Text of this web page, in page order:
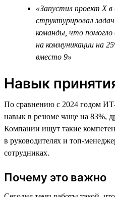
«Запустил проект Х
структурировал
команды, что
на коммуникации на
вместо 9»
Навык
По сравнению с 2024 годом
навык в резюме чаще на 83%,
Компании ищут такие
в руководителях и топ-
сотрудниках.
Почему это важно